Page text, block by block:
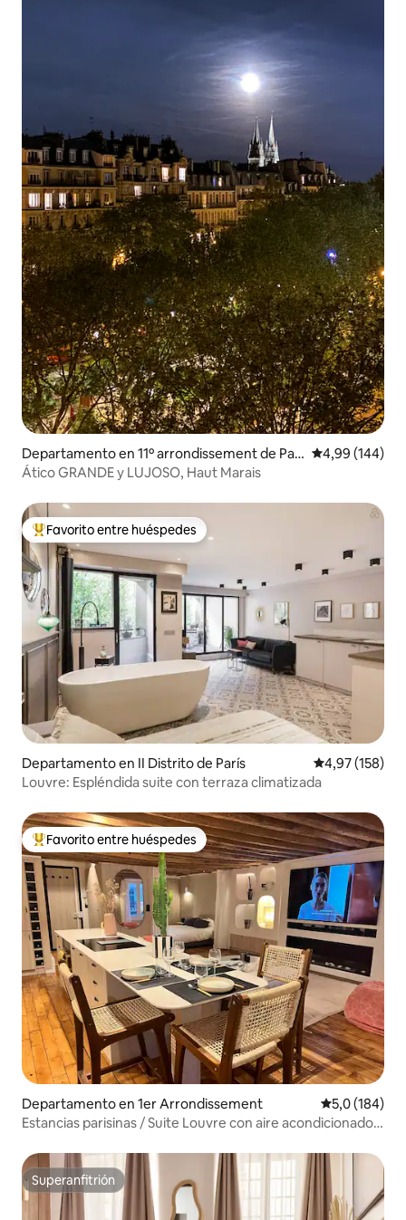
Departamento en 11º arrondissement de Parí
s
Calificación
4,99 (144)
Ático GRANDE y LUJOSO, Haut Marais
Favorito entre los huéspedes más destacados
Favorito entre huéspedes
Departamento en II Distrito de París Calificación
4,97 (158)
Louvre: Espléndida suite con terraza climatizada
Favorito entre los huéspedes más destacados
Favorito entre huéspedes
Departamento en 1er Arrondissement Calificación
5,0 (184)
Estancias parisinas / Suite Louvre con aire acondicionado /
Superanfitrión
Superanfitrión